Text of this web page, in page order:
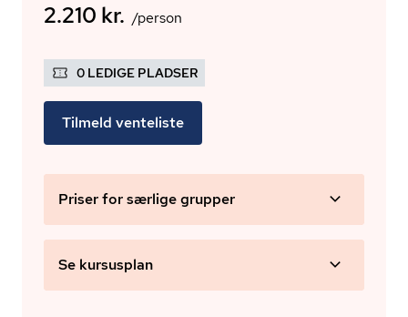
2.210 kr. /person
0 LEDIGE PLADSER
Tilmeld venteliste
Priser for særlige grupper
Se kursusplan